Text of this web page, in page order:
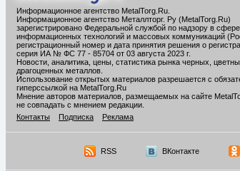
Информационное агентство MetalTorg.Ru
Информационное агентство Металлторг. Ру (MetalTorg.Ru)
зарегистрировано Федеральной службой по надзору в сфере
информационных технологий и массовых коммуникаций
регистрационный номер и дата принятия решения о
серия ИА № ФС 77 - 85704 от 03 августа 2023 г.
Новости, аналитика, цены, статистика рынка черных,
драгоценных металлов.
Использование открытых материалов разрешается с
гиперссылкой на MetalTorg.Ru
Мнение авторов материалов, размещаемых на сайте
не совпадать с мнением редакции.
Контакты
Подписка Реклама
RSS ВКонтакте